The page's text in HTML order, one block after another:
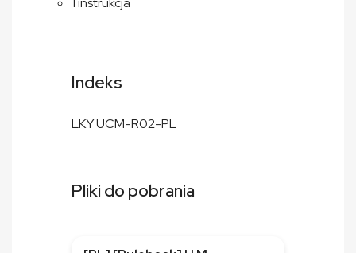
Indeks
LKY UCM-R02-PL
Pliki do pobrania